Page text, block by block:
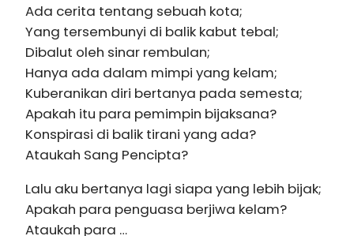
Ada cerita tentang sebuah kota;
Yang tersembunyi di balik kabut tebal;
Dibalut oleh sinar rembulan;
Hanya ada dalam mimpi yang kelam;
Kuberanikan diri bertanya pada semesta;
Apakah itu para pemimpin bijaksana?
Konspirasi di balik tirani yang ada?
Ataukah Sang Pencipta?
Lalu aku bertanya lagi siapa yang lebih bijak;
Apakah para penguasa berjiwa kelam?
Ataukah para …